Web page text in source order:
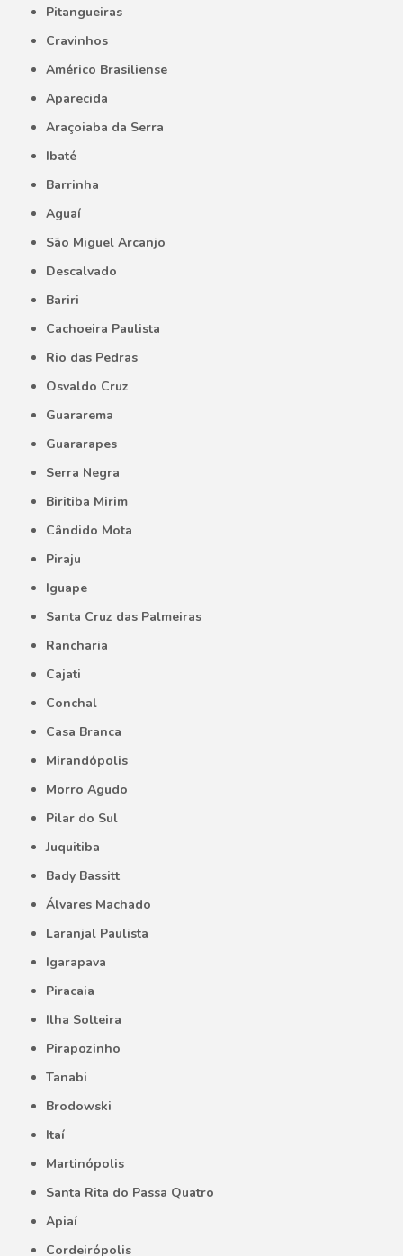
Pitangueiras
Cravinhos
Américo Brasiliense
Aparecida
Araçoiaba da Serra
Ibaté
Barrinha
Aguaí
São Miguel Arcanjo
Descalvado
Bariri
Cachoeira Paulista
Rio das Pedras
Osvaldo Cruz
Guararema
Guararapes
Serra Negra
Biritiba Mirim
Cândido Mota
Piraju
Iguape
Santa Cruz das Palmeiras
Rancharia
Cajati
Conchal
Casa Branca
Mirandópolis
Morro Agudo
Pilar do Sul
Juquitiba
Bady Bassitt
Álvares Machado
Laranjal Paulista
Igarapava
Piracaia
Ilha Solteira
Pirapozinho
Tanabi
Brodowski
Itaí
Martinópolis
Santa Rita do Passa Quatro
Apiaí
Cordeirópolis